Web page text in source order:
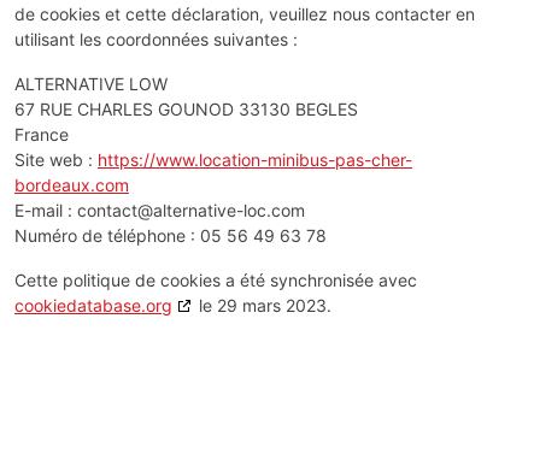
de cookies et cette déclaration, veuillez nous contacter en
utilisant les coordonnées suivantes :
ALTERNATIVE LOW
67 RUE CHARLES GOUNOD 33130 BEGLES
France
Site web : https://www.location-minibus-pas-cher-
bordeaux.com
E-mail : contact@alternative-loc.com
Numéro de téléphone : 05 56 49 63 78
Cette politique de cookies a été synchronisée avec
cookiedatabase.org
le 29 mars 2023.